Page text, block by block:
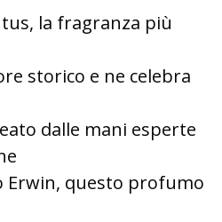
la fragranza più
storico e ne celebra
dalle mani esperte
Erwin, questo profumo